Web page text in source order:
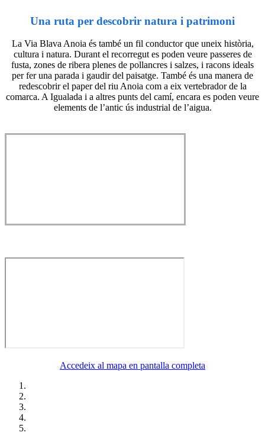
Una ruta per descobrir natura i patrimoni
La Via Blava Anoia és també un fil conductor que uneix història,
cultura i natura. Durant el recorregut es poden veure passeres de
fusta, zones de ribera plenes de pollancres i salzes, i racons ideals
per fer una parada i gaudir del paisatge. També és una manera de
redescobrir el paper del riu Anoia com a eix vertebrador de la
comarca. A Igualada i a altres punts del camí, encara es poden veure
elements de l’antic ús industrial de l’aigua.
Accedeix al mapa en pantalla completa